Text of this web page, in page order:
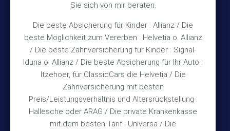
Sie sich von mir beraten.
Die beste Absicherung für Kinder : Allianz / Die
beste Möglichkeit zum Vererben : Helvetia o. Allianz
/ Die beste Zahnversicherung für Kinder : Signal-
Iduna o. Allianz / Die beste Absicherung für Ihr Auto :
Itzehoer, für ClassicCars die Helvetia / Die
Zahnversicherung mit besten
Preis/Leistungsverhältnis und Altersrückstellung :
Hallesche oder ARAG / Die private Krankenkasse
mit dem besten Tarif : Universa / Die
Mo – Fr 10:15 – 12:00 Uhr
und nach Vereinbarung
Rechtliches
Impressum